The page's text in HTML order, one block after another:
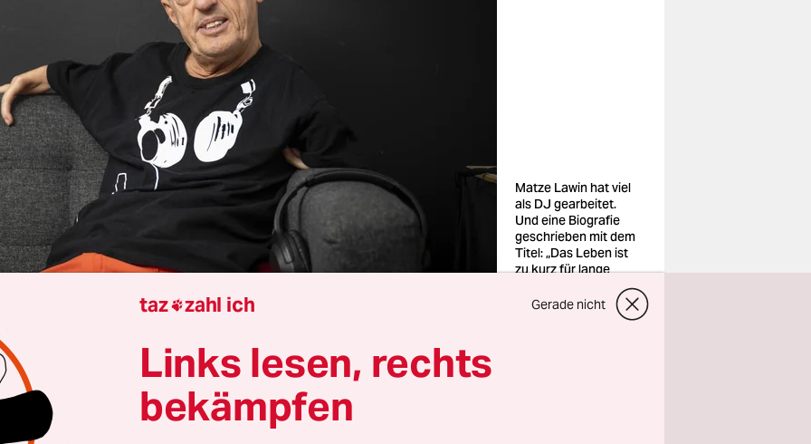
Matze Lawin hat viel
als DJ gearbeitet.
Und eine Biografie
geschrieben mit dem
Titel: „Das Leben ist
zu kurz für lange
Foto: Hannes von der
Louisa Eck
ist es schwierig, als contergangeschädigte
taz zahl ich Gerade nicht
Links lesen, rechts
bekämpfen